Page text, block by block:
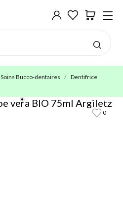
Soins Bucco-dentaires
Dentifrice
0